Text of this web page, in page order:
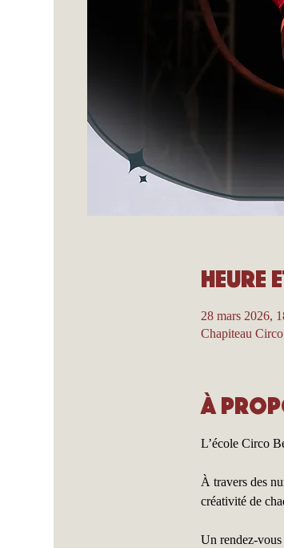
Heure
28 mars 2026,
Chapiteau
À
L’école Circo
À travers des
créativité de
Un rendez-